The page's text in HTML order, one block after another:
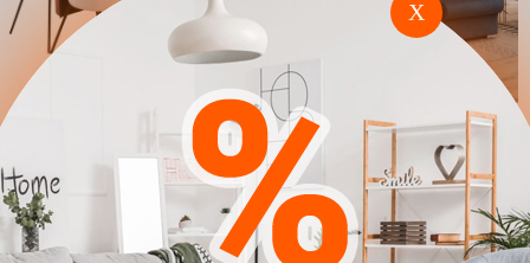
Étkezőgarnitúra Dallas
2749 (Krém Fekete)
558.300 Ft
Sarokkanapé Carlsbad
115 (Manila 26)
328.900 Ft
X